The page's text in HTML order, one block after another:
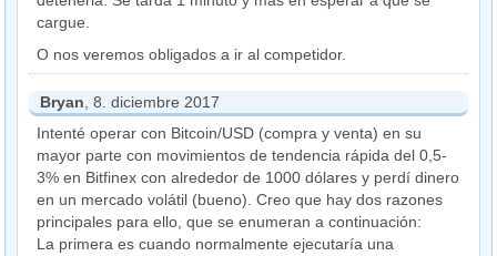
cargue.
O nos veremos obligados a ir al competidor.
Bryan , 8. diciembre 2017
Intenté operar con Bitcoin/USD (compra y venta) en su
mayor parte con movimientos de tendencia rápida del 0,5-
3% en Bitfinex con alrededor de 1000 dólares y perdí dinero
en un mercado volátil (bueno). Creo que hay dos razones
principales para ello, que se enumeran a continuación:
La primera es cuando normalmente ejecutaría una